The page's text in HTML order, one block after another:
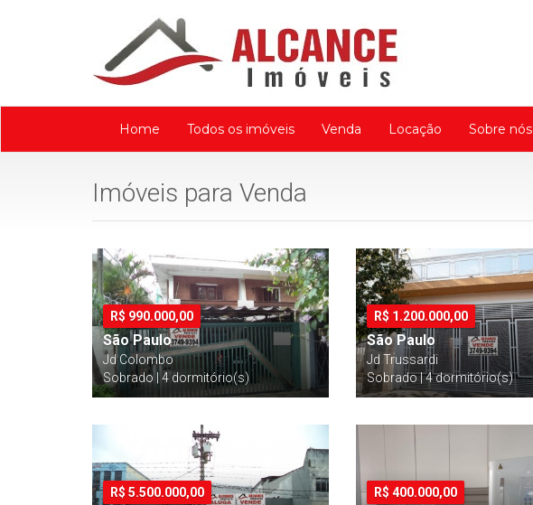
Home Todos os imóveis Venda Locação Sobre nós
Imóveis para Venda
R$ 990.000,00
São Paulo
Jd Colombo
Sobrado | 4 dormitório(s)
R$ 1.200.000,00
São Paulo
Jd Trussardi
Sobrado | 4 dormitório(s)
R$ 5.500.000,00 R$400.000,00